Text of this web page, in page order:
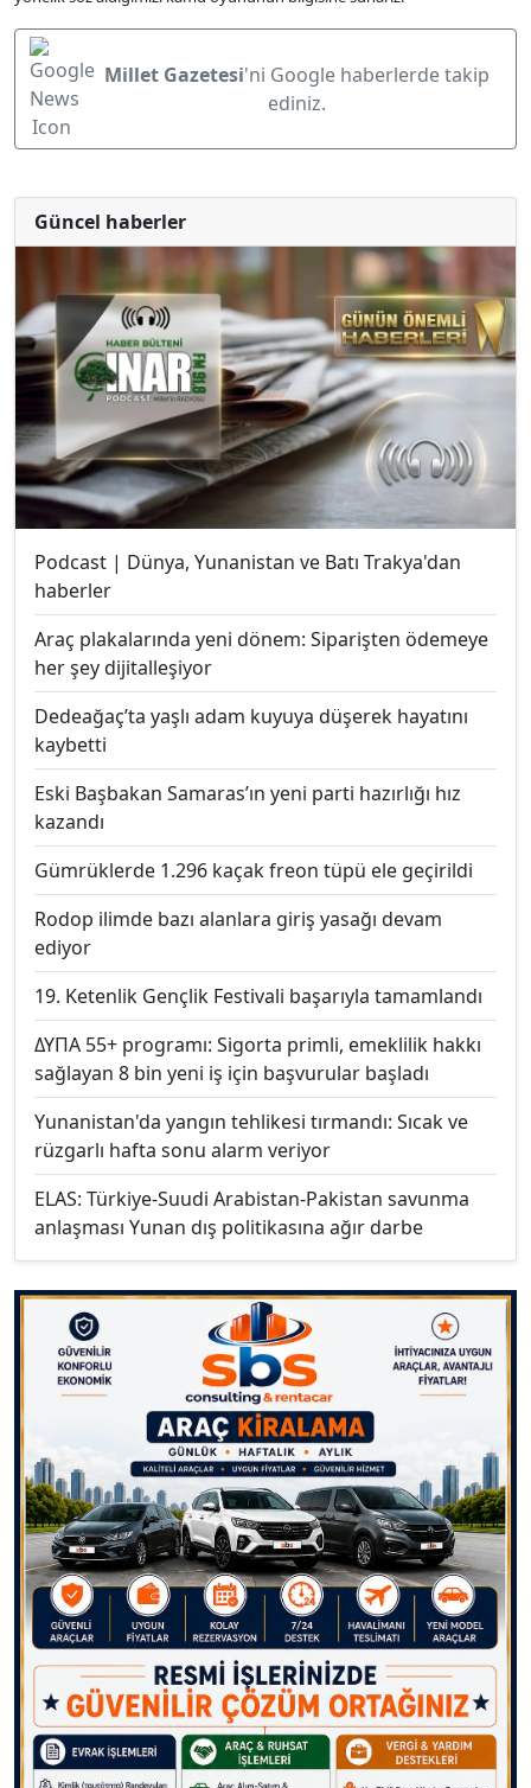
Millet Gazetesi'ni Google haberlerde takip
ediniz.
Güncel haberler
Podcast | Dünya, Yunanistan ve Batı Trakya'dan
haberler
Araç plakalarında yeni dönem: Siparişten ödemeye
her şey dijitalleşiyor
Dedeağaç’ta yaşlı adam kuyuya düşerek hayatını
kaybetti
Eski Başbakan Samaras’ın yeni parti hazırlığı hız
kazandı
Gümrüklerde 1.296 kaçak freon tüpü ele geçirildi
Rodop ilimde bazı alanlara giriş yasağı devam
ediyor
19. Ketenlik Gençlik Festivali başarıyla tamamlandı
ΔΥΠΑ 55+ programı: Sigorta primli, emeklilik hakkı
sağlayan 8 bin yeni iş için başvurular başladı
Yunanistan'da yangın tehlikesi tırmandı: Sıcak ve
rüzgarlı hafta sonu alarm veriyor
ELAS: Türkiye-Suudi Arabistan-Pakistan savunma
anlaşması Yunan dış politikasına ağır darbe